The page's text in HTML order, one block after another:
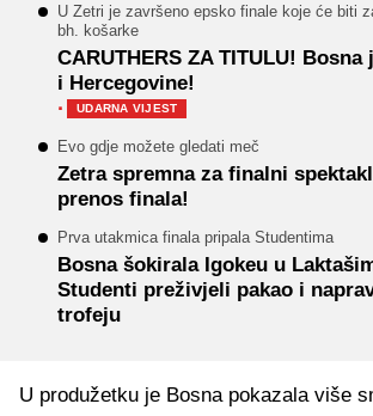
U Zetri je završeno epsko finale koje će biti
bh. košarke
CARUTHERS ZA TITULU!
i Hercegovine!
· UDARNA VIJEST
Evo gdje možete gledati meč
Zetra spremna za finalni
prenos finala!
Prva utakmica finala pripala Studentima
Bosna šokirala Igokeu u
Studenti preživjeli pakao i
trofeju
U produžetku je Bosna pokazala više